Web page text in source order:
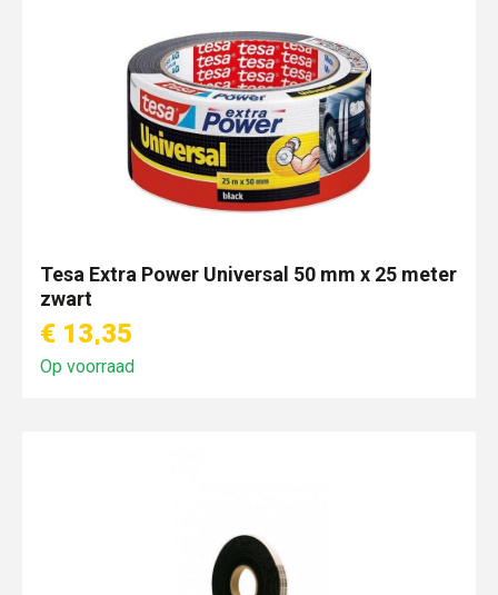
Tesa Extra Power Universal 50 mm x 25 meter
zwart
€ 13,35
Op voorraad